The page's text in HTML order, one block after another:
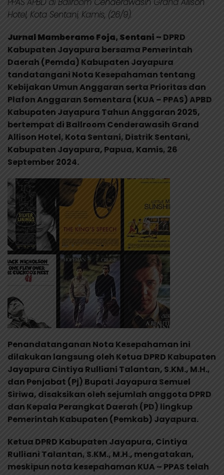
PPAS APBD di Ballroom Cenderawasih Grand Allison
Hotel, Kota Sentani, Kamis, (26/9).
Jurnal Mamberamo Foja, Sentani – DPRD
Kabupaten Jayapura bersama Pemerintah
Daerah (Pemda) Kabupaten Jayapura
tandatangani Nota Kesepahaman tentang
Kebijakan Umun Anggaran serta Prioritas dan
Plafon Anggaran Sementara (KUA – PPAS) APBD
Kabupaten Jayapura Tahun Anggaran 2025,
bertempat di Ballroom Cenderawasih Grand
Allison Hotel, Kota Sentani, Distrik Sentani,
Kabupaten Jayapura, Papua, Kamis, 26
September 2024.
Penandatanganan Nota Kesepahaman ini
dilakukan langsung oleh Ketua DPRD Kabupaten
Jayapura Cintiya Rulliani Talantan, S.KM., M.H.,
dan Penjabat (Pj) Bupati Jayapura Semuel
Siriwa, disaksikan oleh sejumlah anggota DPRD
dan Kepala Perangkat Daerah (PD) lingkup
Pemerintah Kabupaten (Pemkab) Jayapura.
Ketua DPRD Kabupaten Jayapura, Cintiya
Rulliani Talantan, S.KM., M.H., mengatakan,
meskipun nota kesepahaman KUA – PPAS telah